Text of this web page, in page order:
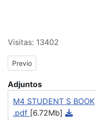
Visitas: 13402
Previous article: CAU
Previo
Adjuntos
M4 STUDENT S BOOK
.pdf [6.72Mb]